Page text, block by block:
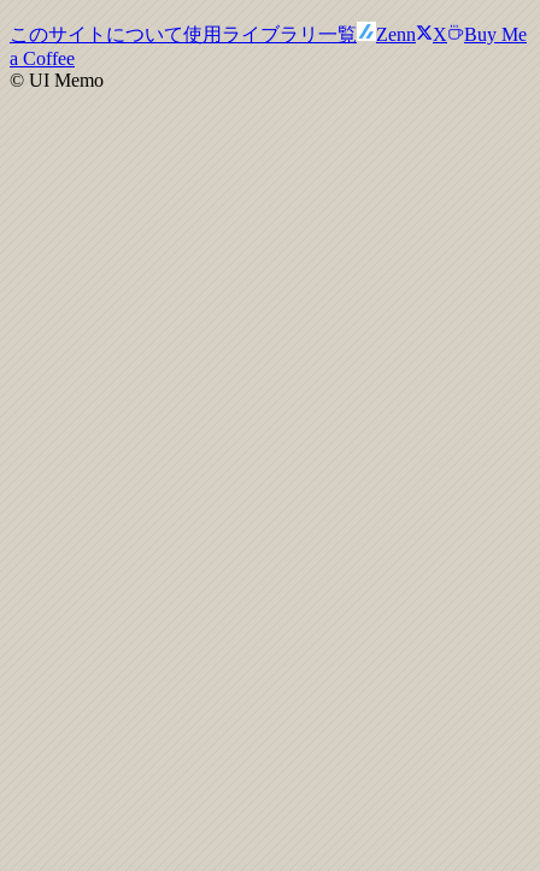
このサイトについて使用ライブラリ一覧 Zenn X
Buy Me
a Coffee
© UI Memo